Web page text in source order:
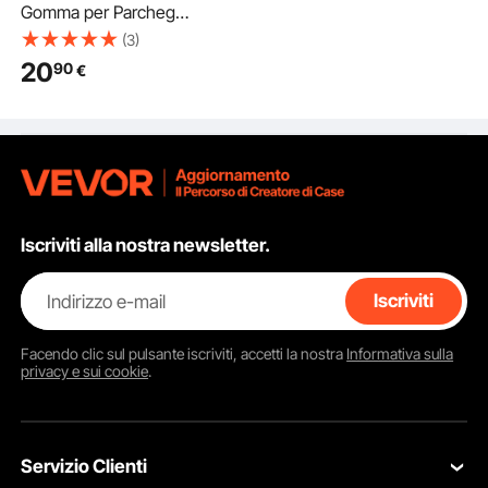
Gomma per Parcheggi
da Garage Confezione
di 2, 406 x 95 x 45 cm,
Limitatore di
per Auto, Furgoni,
Camion
(3)
2090€
Iscriviti alla nostra newsletter.
Indirizzo e-mail Iscriviti
Facendo clic sul pulsanteiscriviti, accetti la nostra Informativa sulla
privacy e sui cookie.
Servizio Clienti